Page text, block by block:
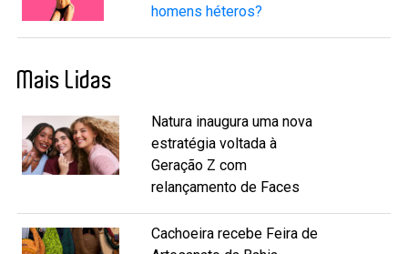
homens héteros?
Mais Lidas
Natura inaugura uma nova
estratégia voltada à
Geração Z com
relançamento de Faces
Cachoeira recebe Feira de